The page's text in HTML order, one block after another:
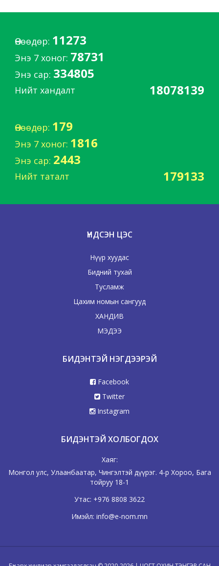
Өнөөдөр: 11273
Энэ 7 хоног: 78731
Энэ сар: 334805
Нийт хандалт 18078139
Өнөөдөр: 179
Энэ 7 хоног: 1816
Энэ сар: 2443
Нийт таталт 179133
ҮНДСЭН ЦЭС
Нүүр хуудас
Бидний тухай
Тусламж
Цахим номын сангууд
ХАНДИВ
МЭДЭЭ
БИДЭНТЭЙ НЭГДЭЭРЭЙ
Facebook
Twitter
Instagram
БИДЭНТЭЙ ХОЛБОГДОХ
Хаяг:
Монгол улс, Улаанбаатар, Чингэлтэй дүүрэг. 4-р Хороо, Бага
тойруу 18-1
Утас: +976 8808 3622
Имэйл: info@e-nom.mn